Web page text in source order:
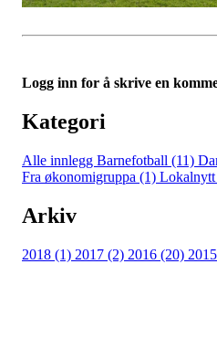
Logg inn for å skrive en
Kategori
Alle innlegg Barnefotball (11)
Fra økonomigruppa (1)
Arkiv
2018 (1) 2017 (2) 2016 (20)